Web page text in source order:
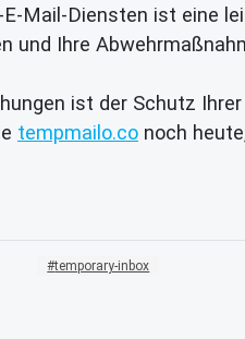
Mail-Diensten ist eine
und Ihre
ist der Schutz
tempmailo.co noch
temporary-inbox